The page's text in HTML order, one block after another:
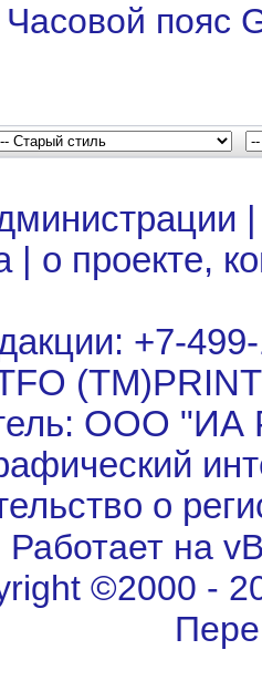
Часовой пояс
| о проекте,
+7-
ООО "ИА
о
Работает на
©2000 -